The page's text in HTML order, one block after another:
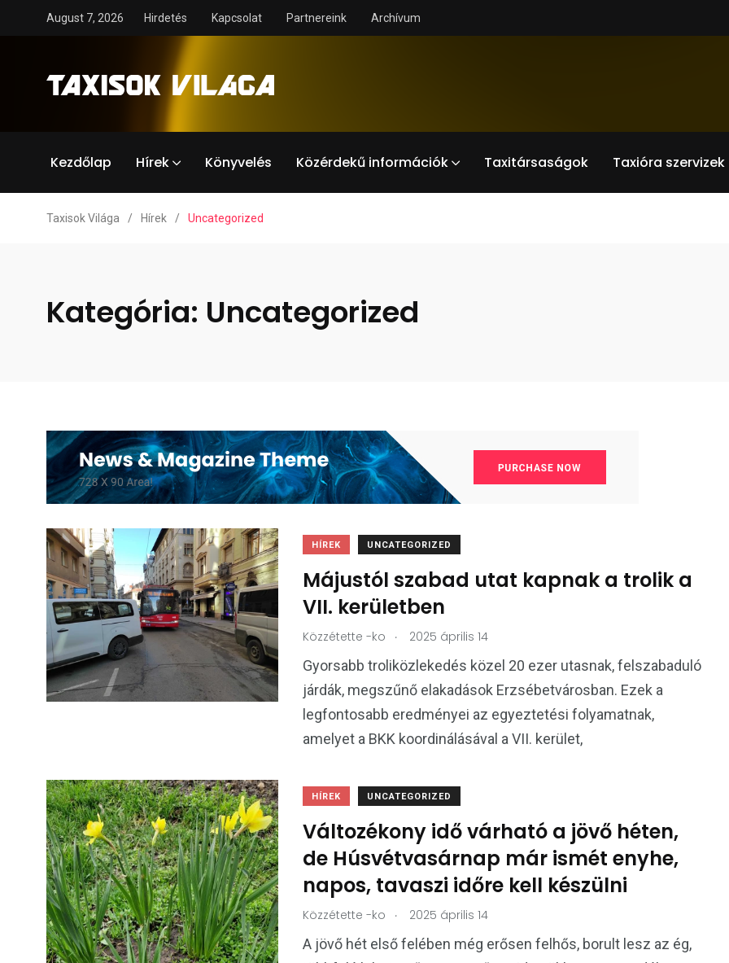
August 7, 2026 Hirdetés Kapcsolat Partnereink Archívum
Kezdőlap Hírek Könyvelés Közérdekű információk Taxitársaságok Taxióra szervizek
Taxisok Világa / Hírek / Uncategorized
Kategória: Uncategorized
HÍREK UNCATEGORIZED
Májustól szabad utat kapnak a trolik a
VII. kerületben
Közzétette -ko . 2025 április 14
Gyorsabb troliközlekedés közel 20 ezer utasnak, felszabaduló
járdák, megszűnő elakadások Erzsébetvárosban. Ezek a
legfontosabb eredményei az egyeztetési folyamatnak,
amelyet a BKK koordinálásával a VII. kerület,
HÍREK UNCATEGORIZED
Változékony idő várható a jövő héten,
de Húsvétvasárnap már ismét enyhe,
napos, tavaszi időre kell készülni
Közzétette -ko . 2025 április 14
A jövő hét első felében még erősen felhős, borult lesz az ég,